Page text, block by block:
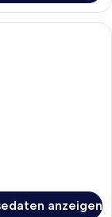
Hotelzimmer mit
anzeigen